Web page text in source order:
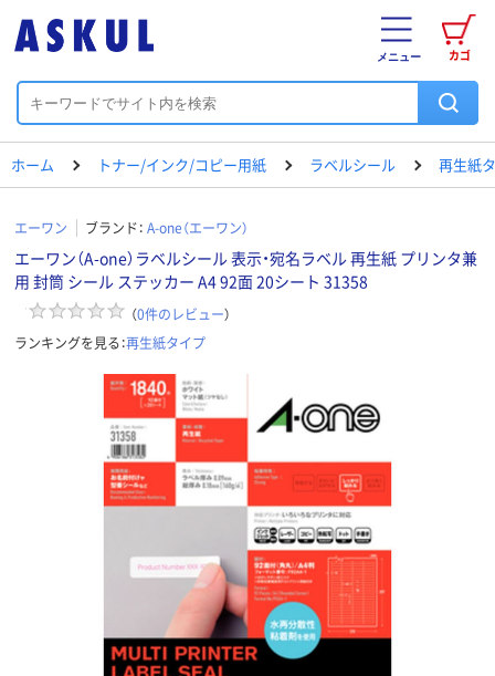
カゴ
メニュー
ホーム トナー/インク/コピー用紙 ラベルシール 再生紙
エーワン ブランド： A-one（エーワン）
エーワン（A-one）ラベルシール 表示・宛名ラベル 再生紙 プリンタ兼
用 封筒 シール ステッカー A4 92面 20シート 31358
（0件のレビュー）
ランキングを見る：再生紙タイプ